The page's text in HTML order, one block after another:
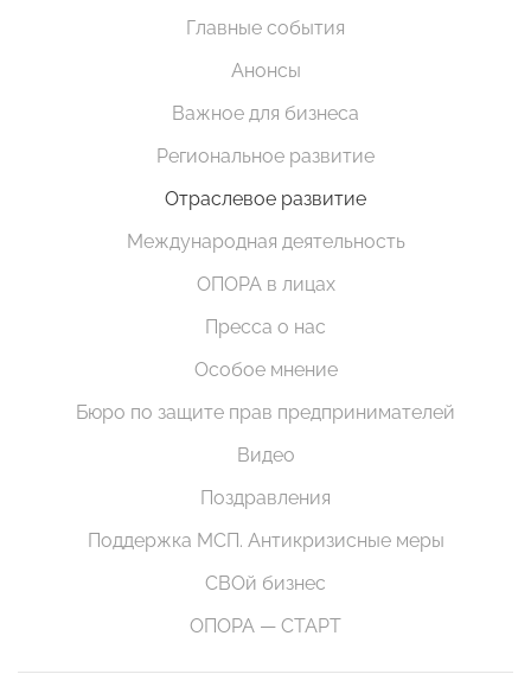
Главные события
Анонсы
Важное для бизнеса
Региональное развитие
Отраслевое развитие
Международная деятельность
ОПОРА в лицах
Пресса о нас
Особое мнение
Бюро по защите прав предпринимателей
Видео
Поздравления
Поддержка МСП. Антикризисные меры
СВОй бизнес
ОПОРА — СТАРТ